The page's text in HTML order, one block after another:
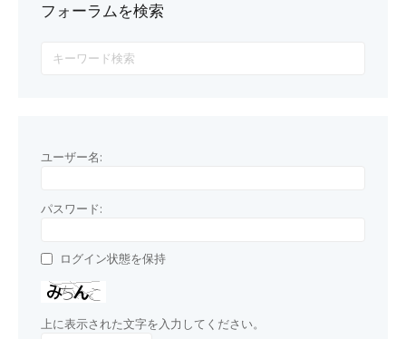
フォーラムを検索
ユーザー名:
パスワード:
ログイン状態を保持
上に表示された文字を入力してください。